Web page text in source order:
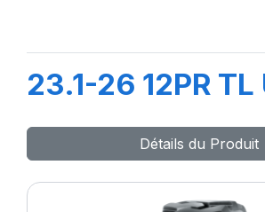
23.1-26 12PR TL
Détails du Produit